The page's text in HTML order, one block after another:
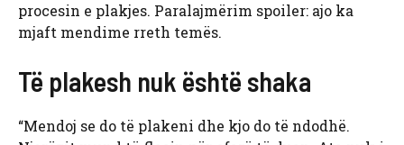
procesin e plakjes. Paralajmërim spoiler: ajo ka
mjaft mendime rreth temës.
Të plakesh nuk është shaka
“Mendoj se do të plakeni dhe kjo do të ndodhë.